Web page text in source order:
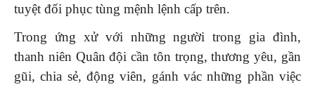
tuyệt đối phục tùng mệnh lệnh cấp trên.
Trong ứng xử với những người trong gia đình,
thanh niên Quân đội cần tôn trọng, thương yêu, gần
gũi, chia sẻ, động viên, gánh vác những phần việc